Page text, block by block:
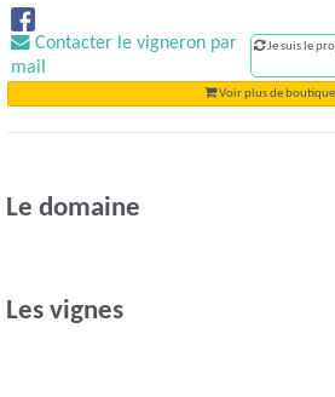
Contacter le vigneron par
mail
Je suis le
Voir plus de
Le domaine
Les vignes